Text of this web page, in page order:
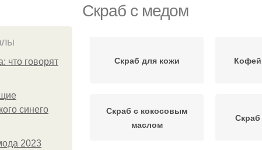
Скраб с медом
что говорят
синего
2023
Скраб для кожи
Скраб с кокосовым
маслом